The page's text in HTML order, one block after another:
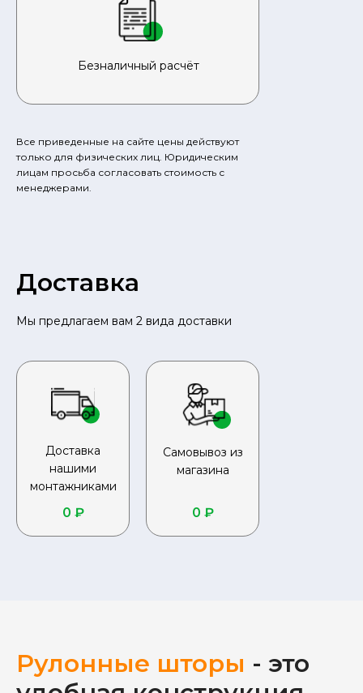
Безналичный расчёт
Все приведенные на сайте цены действуют
только для физических лиц. Юридическим
лицам просьба согласовать стоимость с
менеджерами.
Доставка
Мы предлагаем вам 2 вида доставки
Доставка
нашими
монтажниками
Самовывоз из
магазина
0 ₽ 0 ₽
Рулонные шторы - это